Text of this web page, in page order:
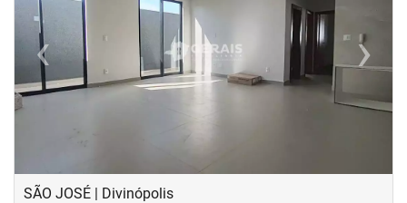
‹Previous ›Next
SÃO JOSÉ | Divinópolis